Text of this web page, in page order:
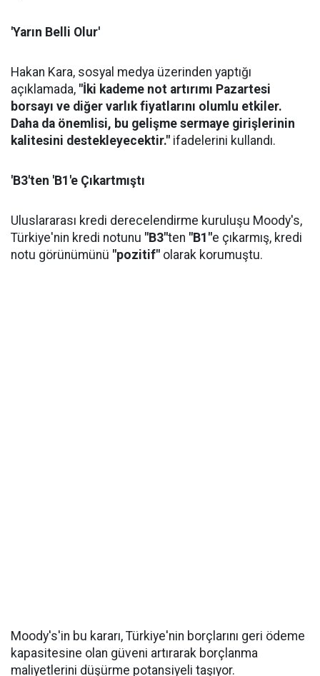
'Yarın Belli Olur'
Hakan Kara, sosyal medya üzerinden yaptığı
açıklamada, "İki kademe not artırımı Pazartesi
borsayı ve diğer varlık fiyatlarını olumlu etkiler.
Daha da önemlisi, bu gelişme sermaye girişlerinin
kalitesini destekleyecektir." ifadelerini kullandı.
'B3'ten 'B1'e Çıkartmıştı
Uluslararası kredi derecelendirme kuruluşu Moody's,
Türkiye'nin kredi notunu "B3"ten "B1"e çıkarmış, kredi
notu görünümünü "pozitif" olarak korumuştu.
Moody's'in bu kararı, Türkiye'nin borçlarını geri ödeme
kapasitesine olan güveni artırarak borçlanma
maliyetlerini düşürme potansiyeli taşıyor.